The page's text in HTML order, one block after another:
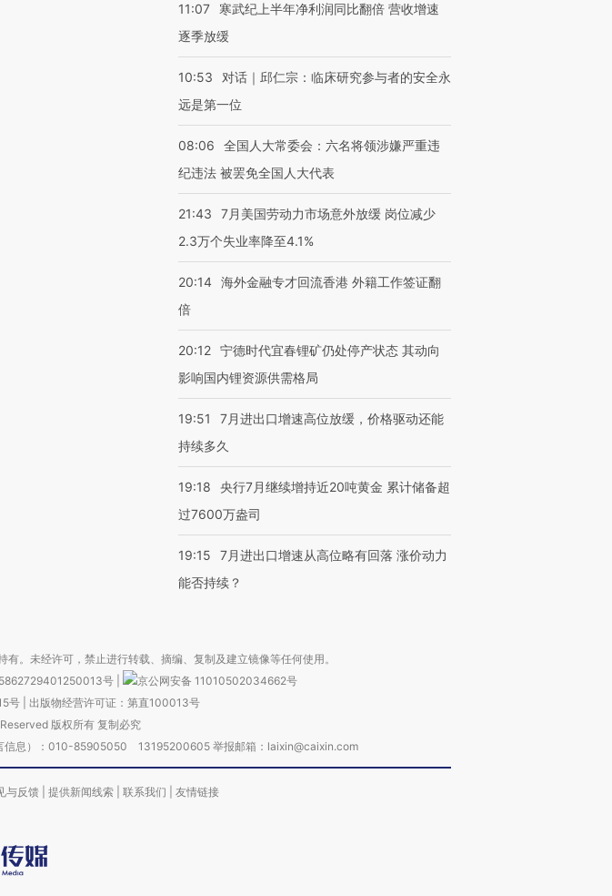
11:07
寒武纪上半年净利润同比翻倍 营收增速
逐季放缓
10:53
对话｜邱仁宗：临床研究参与者的安全永
远是第一位
08:06
全国人大常委会：六名将领涉嫌严重违
纪违法 被罢免全国人大代表
21:43
7月美国劳动力市场意外放缓 岗位减少
2.3万个失业率降至4.1%
20:14 海外金融专才回流香港 外籍工作签证翻
倍
20:12 宁德时代宜春锂矿仍处停产状态 其动向
影响国内锂资源供需格局
19:51
7月进出口增速高位放缓，价格驱动还能
持续多久
19:18
央行7月继续增持近20吨黄金 累计储备超
过7600万盎司
19:15
7月进出口增速从高位略有回落 涨价动力
能否持续？
。未经许可，禁止进行转载、摘编、复制及建立镜像等任何使用。
号
京公网安备 11010502034662号
号| 出版物经营许可证：第直100013号
版权所有 复制必究
信息）：010-85905050 13195200605 举报邮箱：laixin@caixin.com
与反馈 提供新闻线索 联系我们 友情链接